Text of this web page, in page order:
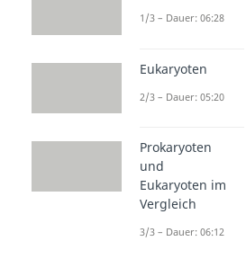
nellen
s
1/3 – Dauer: 06:28
Eukaryoten
2/3 – Dauer: 05:20
Prokaryoten
und
Eukaryoten im
Vergleich
3/3 – Dauer: 06:12